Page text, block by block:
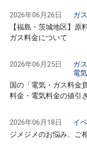
2026年06月26日
ガ
【福島・茨城地区】
ガス料金について
2026年06月25日
ガ
電
国の「電気・ガス料金
料金・電気料金の値引
2026年06月18日
イ
ジメジメのお悩み、ご